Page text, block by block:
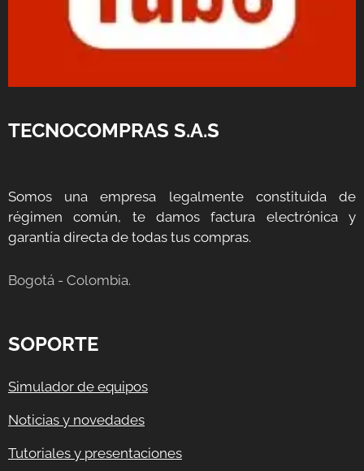
TECNOCOMPRAS S.A.S
Somos una empresa legalmente constituida de
régimen común, te damos factura electrónica y
garantía directa de todas tus compras.
Bogotá - Colombia.
SOPORTE
Simulador de equipos
Noticias y novedades
Tutoriales y presentaciones